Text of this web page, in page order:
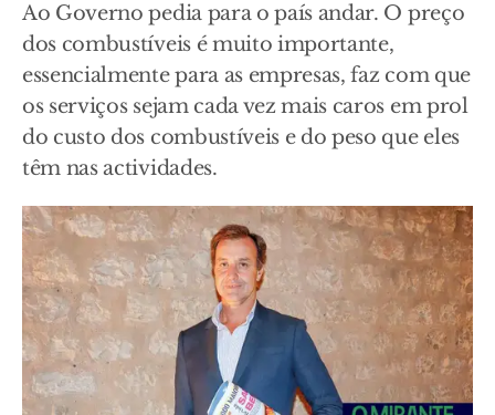
Ao Governo pedia para o país andar. O preço
dos combustíveis é muito importante,
essencialmente para as empresas, faz com que
os serviços sejam cada vez mais caros em prol
do custo dos combustíveis e do peso que eles
têm nas actividades.